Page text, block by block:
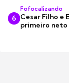
6
Fofocalizando
Cesar Filho e
primeiro neto